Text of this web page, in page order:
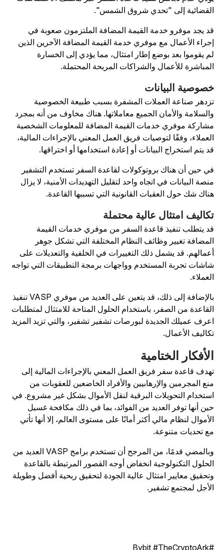
إلى "تحدي شروق الشمس".
يجد موفرو خدمة القيمة المضافة الملتزمون صعوبة في
الأعمال مع موفري خدمة القيمة المضافة الآخرين الذين
يقوموا بعد بوضع إطار امتثال، مما يؤدي إلى الخسارة
للأعمال والشراكات المربحة المحتملة.
البيانات
صناعة العملات المشفرة بسبب طبيعة الخصوصية
والأمان الجميع معاملاتها. هناك مخاوف من أنه بمجرد
موفري خدمات القيمة المضافة للمعلومات الشخصية
وفقًا لتوصيات فريق العمل المعني بالإجراءات المالية،
يتم استخراج البيانات أو إعادة استخدامها أو اختراقها.
حين أن هناك بروتوكولات لقاعدة السفر تستخدم التشفير
البيانات في اتجاه واحد لتقليل التهديدات الأمنية، لا يزال
شك حول العقبات القانونية التي تسببها القاعدة.
امتثال عالية محتملة
يتطلب تنفيذ قاعدة السفر من موفري خدمات القيمة
تغيير وظائف النظام المختلفة التي تشكل جوهر
قد يشمل ذلك التغييرات في الخلفية والتعديلات على
تجربة المستخدم وواجهات برمجة التطبيقات التي تواجه
بالإضافة إلى ذلك، قد يتعين على العديد من موفري VASP تنفيذ
من الصفر، باستخدام الحلول المتاحة للامتثال لمتطلبات
عميلك الجديدة لبورصات تشفير تشفير، والتي تزيد المزيد
الأعمال.
الختامية
قاعدة سفر فريق العمل المعني بالإجراءات المالية إلى
المجرمين والإرهابيين والأفراد الخاضعين للعقوبات من
التحويلات البرقية لنقل الأموال بشكل غير مشروع. في
أنها توفر العديد من الفوائد، بما في ذلك مكافحة غسيل
لنظام مالي أكثر أمانًا على مستوى العالم، إلا أنها تأتي
تحديات متنوعة.
وبالمضي قدمًا، من المرجح أن تستخدم برامج VASP العديد من
التكنولوجية انخفاض أوجه القصور المرتبطة بالقاعدة
معايير امتثال عالية الجودة لتحقيق ربحية أفضل وطويلة
لمجتمع تشفير.